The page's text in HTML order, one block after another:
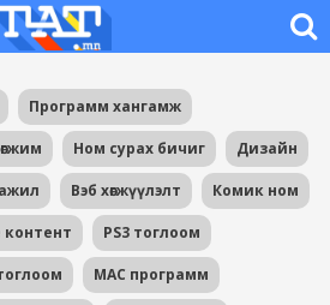
Программ хангамж
Ном сурах бичиг Дизайн
Вэб хөгжүүлэлт Комик ном
контент PS3 тоглоом
MAC программ